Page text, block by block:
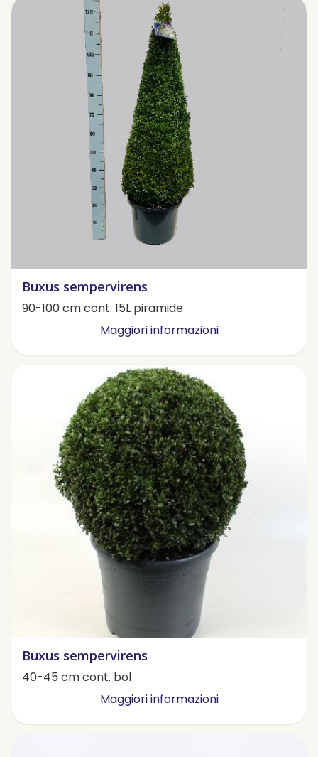
Buxus sempervirens
90-100 cm cont. 15L piramide
Maggiori informazioni
Buxus sempervirens
40-45 cm cont. bol
Maggiori informazioni